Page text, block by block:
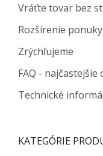
Vráťte tovar bez
Rozšírenie
Zrýchľujeme
FAQ - najčastejšie
Technické
KATEGÓRIE